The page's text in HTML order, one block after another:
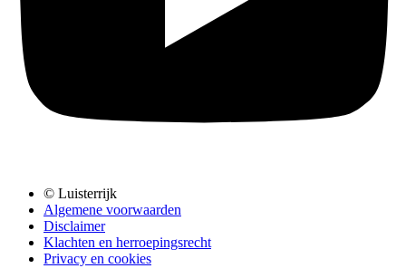
© Luisterrijk
Algemene voorwaarden
Disclaimer
Klachten en herroepingsrecht
Privacy en cookies